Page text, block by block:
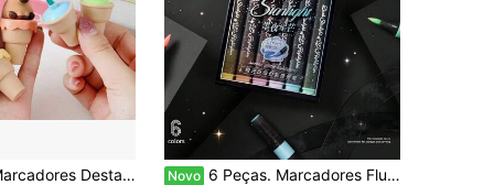
Caneta Presente de Papelaria, Suprimentos Escolares de Papel de Capivara, De Volta às Aulas Novo 6 Peças. Marcadores Fluorescentes. Corpo Triangular, Pegada Confortável. Pó Fino Iridescente, Cores Vibrantes. Adequado para Desenho/Diário/Cartões de Saudação/Marcação. Papelaria Estudantil. Estudantes de Arte, Temporada de Volta às Aulas.